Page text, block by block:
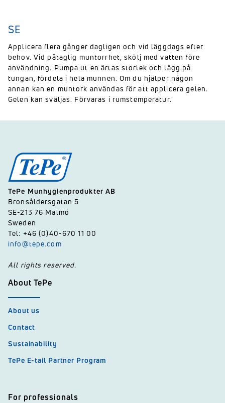
SE
Applicera flera gånger dagligen och vid läggdags efter
behov. Vid påtaglig muntorrhet, skölj med vatten före
användning. Pumpa ut en ärtas storlek och lägg på
tungan, fördela i hela munnen. Om du hjälper någon
annan kan en muntork användas för att applicera gelen.
Gelen kan sväljas. Förvaras i rumstemperatur.
TePe Munhygienprodukter AB
Bronsåldersgatan 5
SE-213 76 Malmö
Sweden
Tel: +46 (0)40-670 11 00
info@tepe.com
All rights reserved.
About TePe
About us
Contact
Sustainability
TePe E-tail Partner Program
For professionals